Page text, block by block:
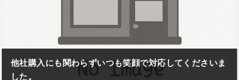
他社購入にも関わらずいつも笑顔で対応してくださいま
した。